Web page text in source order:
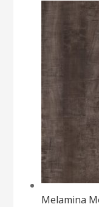
Melamina